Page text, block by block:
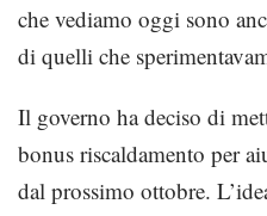
che vediamo oggi sono
di quelli che
Il governo ha deciso di
bonus riscaldamento per
dal prossimo ottobre.